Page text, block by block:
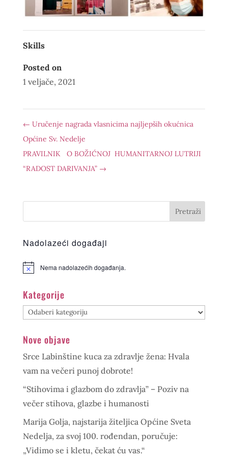
Skills
Posted on
1 veljače, 2021
← Uručenje nagrada vlasnicima najljepših okućnica
Općine Sv. Nedelje
PRAVILNIK O BOŽIĆNOJ HUMANITARNOJ LUTRIJI
“RADOST DARIVANJA” →
Nadolazeći događaji
Nema nadolazećih događanja.
Kategorije
Kategorije
Nove objave
Srce Labinštine kuca za zdravlje žena: Hvala
vam na večeri punoj dobrote!
“Stihovima i glazbom do zdravlja” – Poziv na
večer stihova, glazbe i humanosti
Marija Golja, najstarija žiteljica Općine Sveta
Nedelja, za svoj 100. rođendan, poručuje:
„Vidimo se i kletu, čekat ću vas.“